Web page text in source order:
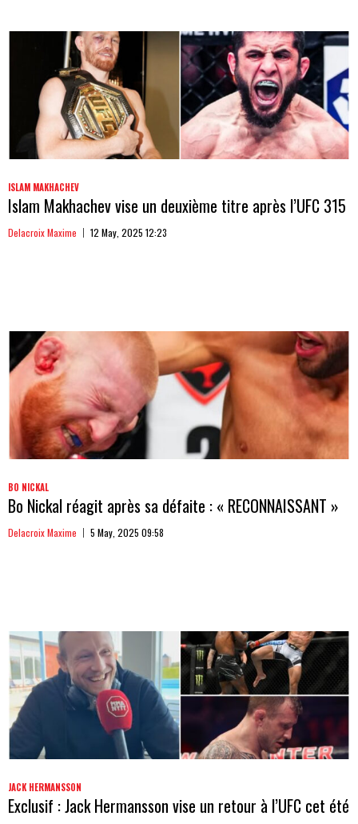
ISLAM MAKHACHEV
Islam Makhachev vise un deuxième titre après l’UFC 315
Delacroix Maxime 12 May, 2025 12:23
BO NICKAL
Bo Nickal réagit après sa défaite : « RECONNAISSANT »
Delacroix Maxime 5 May, 2025 09:58
JACK HERMANSSON
Exclusif : Jack Hermansson vise un retour à l’UFC cet été